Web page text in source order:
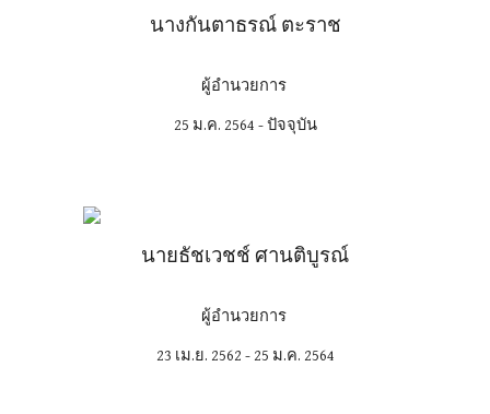
นางกันตาธรณ์ ตะราช
ผู้อำนวยการ
25 ม.ค. 2564 - ปัจจุบัน
นายธัชเวชช์ ศานติบูรณ์
ผู้อำนวยการ
23 เม.ย. 2562 - 25 ม.ค. 2564